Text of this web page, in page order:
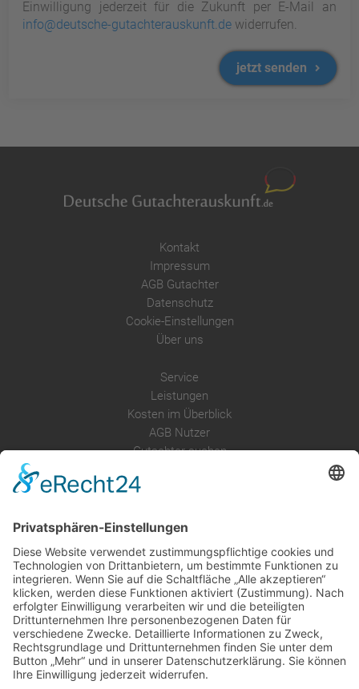
Einwilligung jederzeit für die Zukunft per E-Mail an
info@deutsche-gutachterauskunft.de widerrufen.
jetzt senden
Kontakt
Impressum
AGB Gutachter
Datenschutz
Cookie-Einstellungen
Über uns
Service
Leistungen
Kosten im Überblick
AGB Nutzer
Gutachter suchen
Anfrage
Presse
Partner: Der DGuSV
als Gutachter eintragen
Infos für Suchende